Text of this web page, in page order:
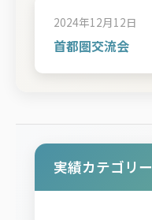
2024年12月12日
首都圏交流会
実績カテゴリー